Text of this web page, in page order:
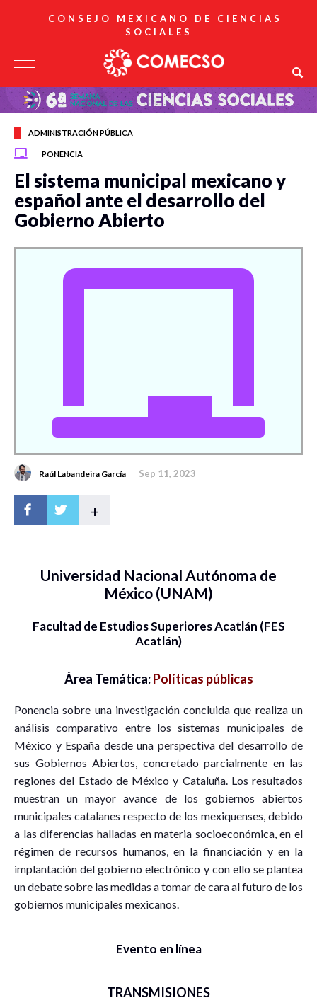
CONSEJO MEXICANO DE CIENCIAS
SOCIALES
ADMINISTRACIÓN PÚBLICA
PONENCIA
El sistema municipal mexicano y
español ante el desarrollo del
Gobierno Abierto
Raúl Labandeira García Sep 11, 2023
+
Universidad Nacional Autónoma de
México (UNAM)
Facultad de Estudios Superiores Acatlán (FES
Acatlán)
Área Temática:Políticas públicas
Ponencia sobre una investigación concluida que realiza un
análisis comparativo entre los sistemas municipales de
México y España desde una perspectiva del desarrollo de
sus Gobiernos Abiertos, concretado parcialmente en las
regiones del Estado de México y Cataluña. Los resultados
muestran un mayor avance de los gobiernos abiertos
municipales catalanes respecto de los mexiquenses, debido
a las diferencias halladas en materia socioeconómica, en el
régimen de recursos humanos, en la financiación y en la
implantación del gobierno electrónico y con ello se plantea
un debate sobre las medidas a tomar de cara al futuro de los
gobiernos municipales mexicanos.
Evento en línea
TRANSMISIONES